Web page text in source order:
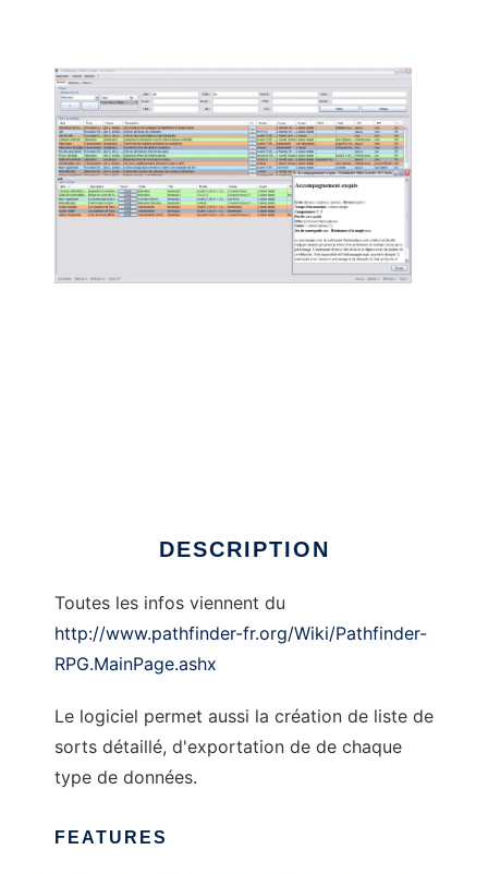
DESCRIPTION
Toutes les infos viennent du
http://www.pathfinder-fr.org/Wiki/Pathfinder-
RPG.MainPage.ashx
Le logiciel permet aussi la création de liste de
sorts détaillé, d'exportation de de chaque
type de données.
FEATURES